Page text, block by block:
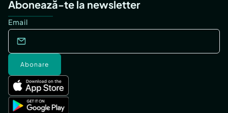
Abonează-te la newsletter
Email
Abonare